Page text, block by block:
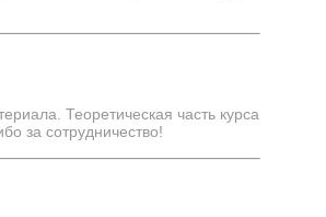
Теоретическая часть курса
за сотрудничество!